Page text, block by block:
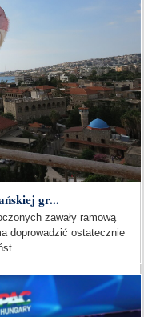
gr...
zawały ramową
doprowadzić ostatecznie